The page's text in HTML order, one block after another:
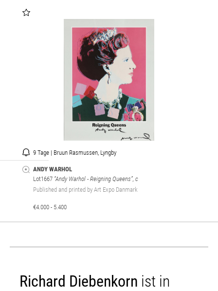
9 Tage | Bruun Rasmussen, Lyngby
ANDY WARHOL
Lot1667 “Andy Warhol - Reigning Queens”, c
Published and printed by Art Expo Danmark
€4.000 - 5.400
Richard Diebenkorn ist in